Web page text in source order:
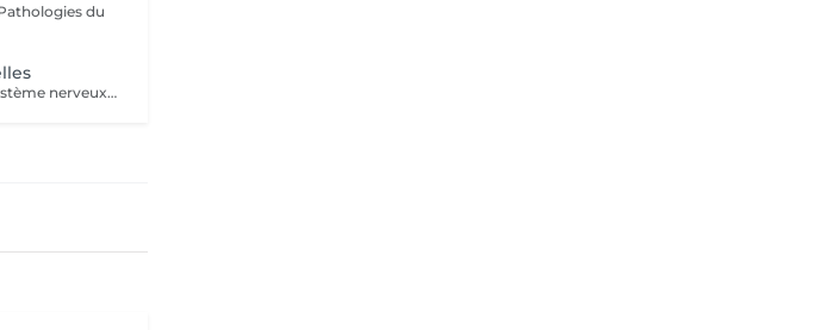
du
Réduit le stress Réduit l'état d'anxiété Régule le système nerveux et hormonal Soulagé les tensions Soulagé la douleur Active la circulation sanguine et lymphatique Aide à la récupération post opératoire Revitalisé les énergies Aide à l'élimination des toxines, toxiques et cristaux d'acide urique Favorise la relaxation général Améliorer la qualité du sommeil Améliorer le système immunitaire